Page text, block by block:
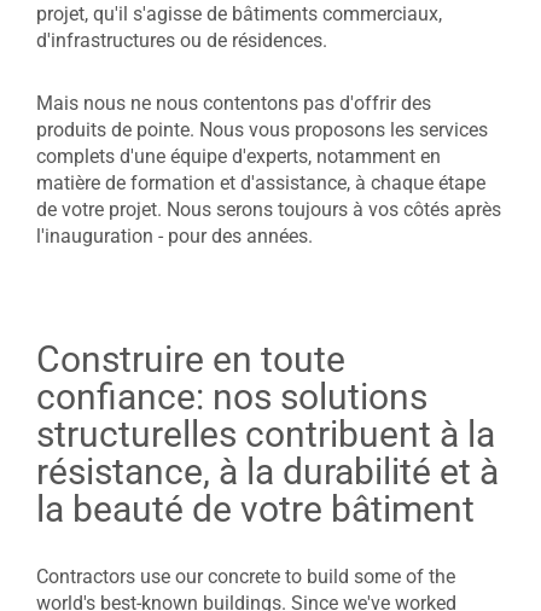
projet, qu'il s'agisse de bâtiments commerciaux,
d'infrastructures ou de résidences.
Mais nous ne nous contentons pas d'offrir des
produits de pointe. Nous vous proposons les services
complets d'une équipe d'experts, notamment en
matière de formation et d'assistance, à chaque étape
de votre projet. Nous serons toujours à vos côtés après
l'inauguration - pour des années.
Construire en toute
confiance: nos solutions
structurelles contribuent à la
résistance, à la durabilité et à
la beauté de votre bâtiment
Contractors use our concrete to build some of the
world's best-known buildings. Since we've worked